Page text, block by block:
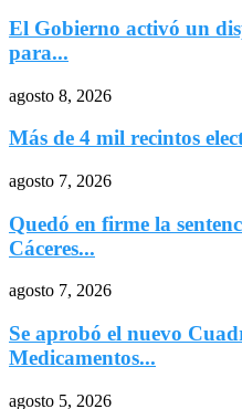
El Gobierno activó un
para...
agosto 8, 2026
Más de 4 mil recintos
agosto 7, 2026
Quedó en firme la
Cáceres...
agosto 7, 2026
Se aprobó el nuevo
Medicamentos...
agosto 5, 2026